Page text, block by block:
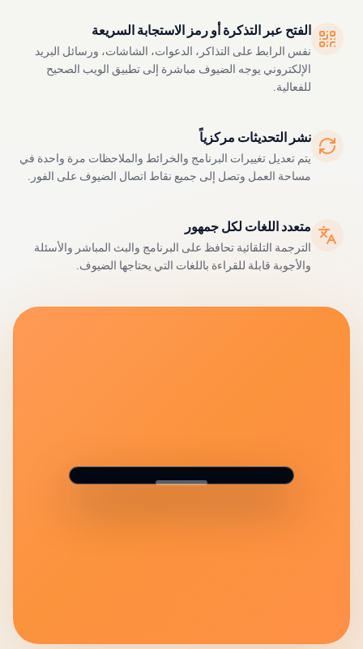
الفتح عبر التذكرة أو رمز الاستجابة السريعة
نفس الرابط على التذاكر، الدعوات، الشاشات، ورسائل البريد
الإلكتروني يوجه الضيوف مباشرة إلى تطبيق الويب الصحيح
للفعالية.
نشر التحديثات مركزياً
يتم تعديل تغييرات البرنامج والخرائط والملاحظات مرة واحدة في
مساحة العمل وتصل إلى جميع نقاط اتصال الضيوف على الفور.
متعدد اللغات لكل جمهور
الترجمة التلقائية تحافظ على البرنامج والبث المباشر والأسئلة
والأجوبة قابلة للقراءة باللغات التي يحتاجها الضيوف.